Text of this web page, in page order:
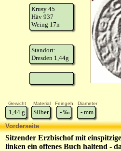
Krusy 45
Häv 937
Weing 17n
Standort:
Dresden 1,44g
Gewicht Material Feingeh. Diameter
1,44 g Silber - ‰ - mm
Vorderseite
Sitzender Erzbischof mit
linken ein offenes Buch haltend -